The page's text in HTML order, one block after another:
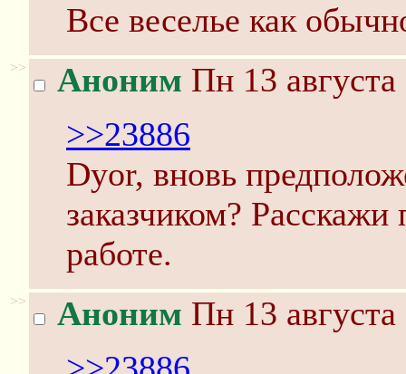
Все веселье как
>> Аноним Пн 13
>>23886
Dyor, вновь
заказчиком?
работе.
>> Аноним Пн 13